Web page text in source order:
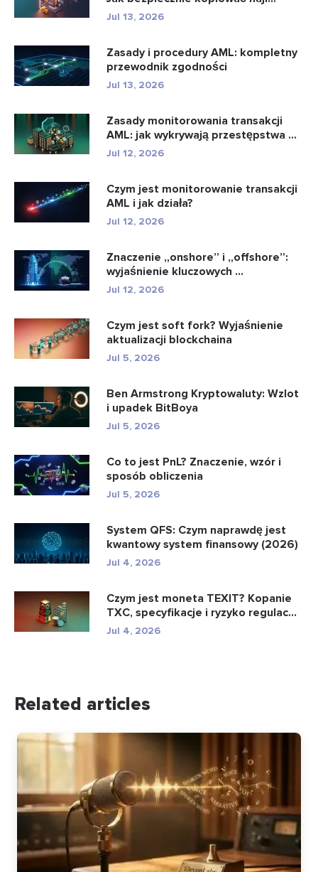
Jul 13, 2026
Zasady i procedury AML: kompletny
przewodnik zgodności
Jul 13, 2026
Zasady monitorowania transakcji
AML: jak wykrywają przestępstwa ...
Jul 12, 2026
Czym jest monitorowanie transakcji
AML i jak działa?
Jul 12, 2026
Znaczenie „onshore” i „offshore”:
wyjaśnienie kluczowych ...
Jul 12, 2026
Czym jest soft fork? Wyjaśnienie
aktualizacji blockchaina
Jul 5, 2026
Ben Armstrong Kryptowaluty: Wzlot
i upadek BitBoya
Jul 5, 2026
Co to jest PnL? Znaczenie, wzór i
sposób obliczenia
Jul 5, 2026
System QFS: Czym naprawdę jest
kwantowy system finansowy (2026)
Jul 4, 2026
Czym jest moneta TEXIT? Kopanie
TXC, specyfikacje i ryzyko regulac...
Jul 4, 2026
Related articles